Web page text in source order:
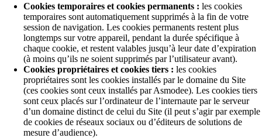
Cookies temporaires et cookies permanents : les cookies
temporaires sont automatiquement supprimés à la fin de votre
session de navigation. Les cookies permanents restent plus
longtemps sur votre appareil, pendant la durée spécifique à
chaque cookie, et restent valables jusqu’à leur date d’expiration
(à moins qu’ils ne soient supprimés par l’utilisateur avant).
Cookies propriétaires et cookies tiers : les cookies
propriétaires sont les cookies installés par le domaine du Site
(ces cookies sont ceux installés par Asmodee). Les cookies tiers
sont ceux placés sur l’ordinateur de l’internaute par le serveur
d’un domaine distinct de celui du Site (il peut s’agir par exemple
de cookies de réseaux sociaux ou d’éditeurs de solutions de
mesure d’audience).